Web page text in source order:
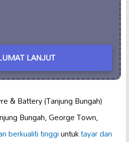
LANJUT
& Battery (Tanjung Bungah)
Bungah, George Town,
berkualiti tinggiuntuktayar dan